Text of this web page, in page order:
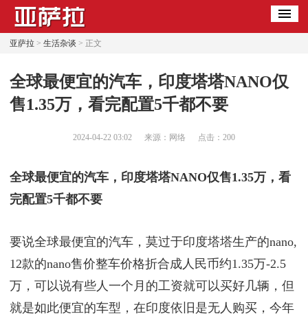
亚萨拉> 生活杂谈 > 正文
​全球最便宜的汽车，印度塔塔NANO仅
售1.35万，看完配置5千都不要
2024-04-22 03:02 来源：网络 点击： 200
全球最便宜的汽车，印度塔塔NANO仅售1.35万，看
完配置5千都不要
要说全球最便宜的汽车，莫过于印度塔塔生产的nano,
12款的nano售价整车价格折合成人民币约1.35万-2.5
万，可以说有些人一个月的工资就可以买好几辆，但
就是如此便宜的车型，在印度依旧是无人购买，今年